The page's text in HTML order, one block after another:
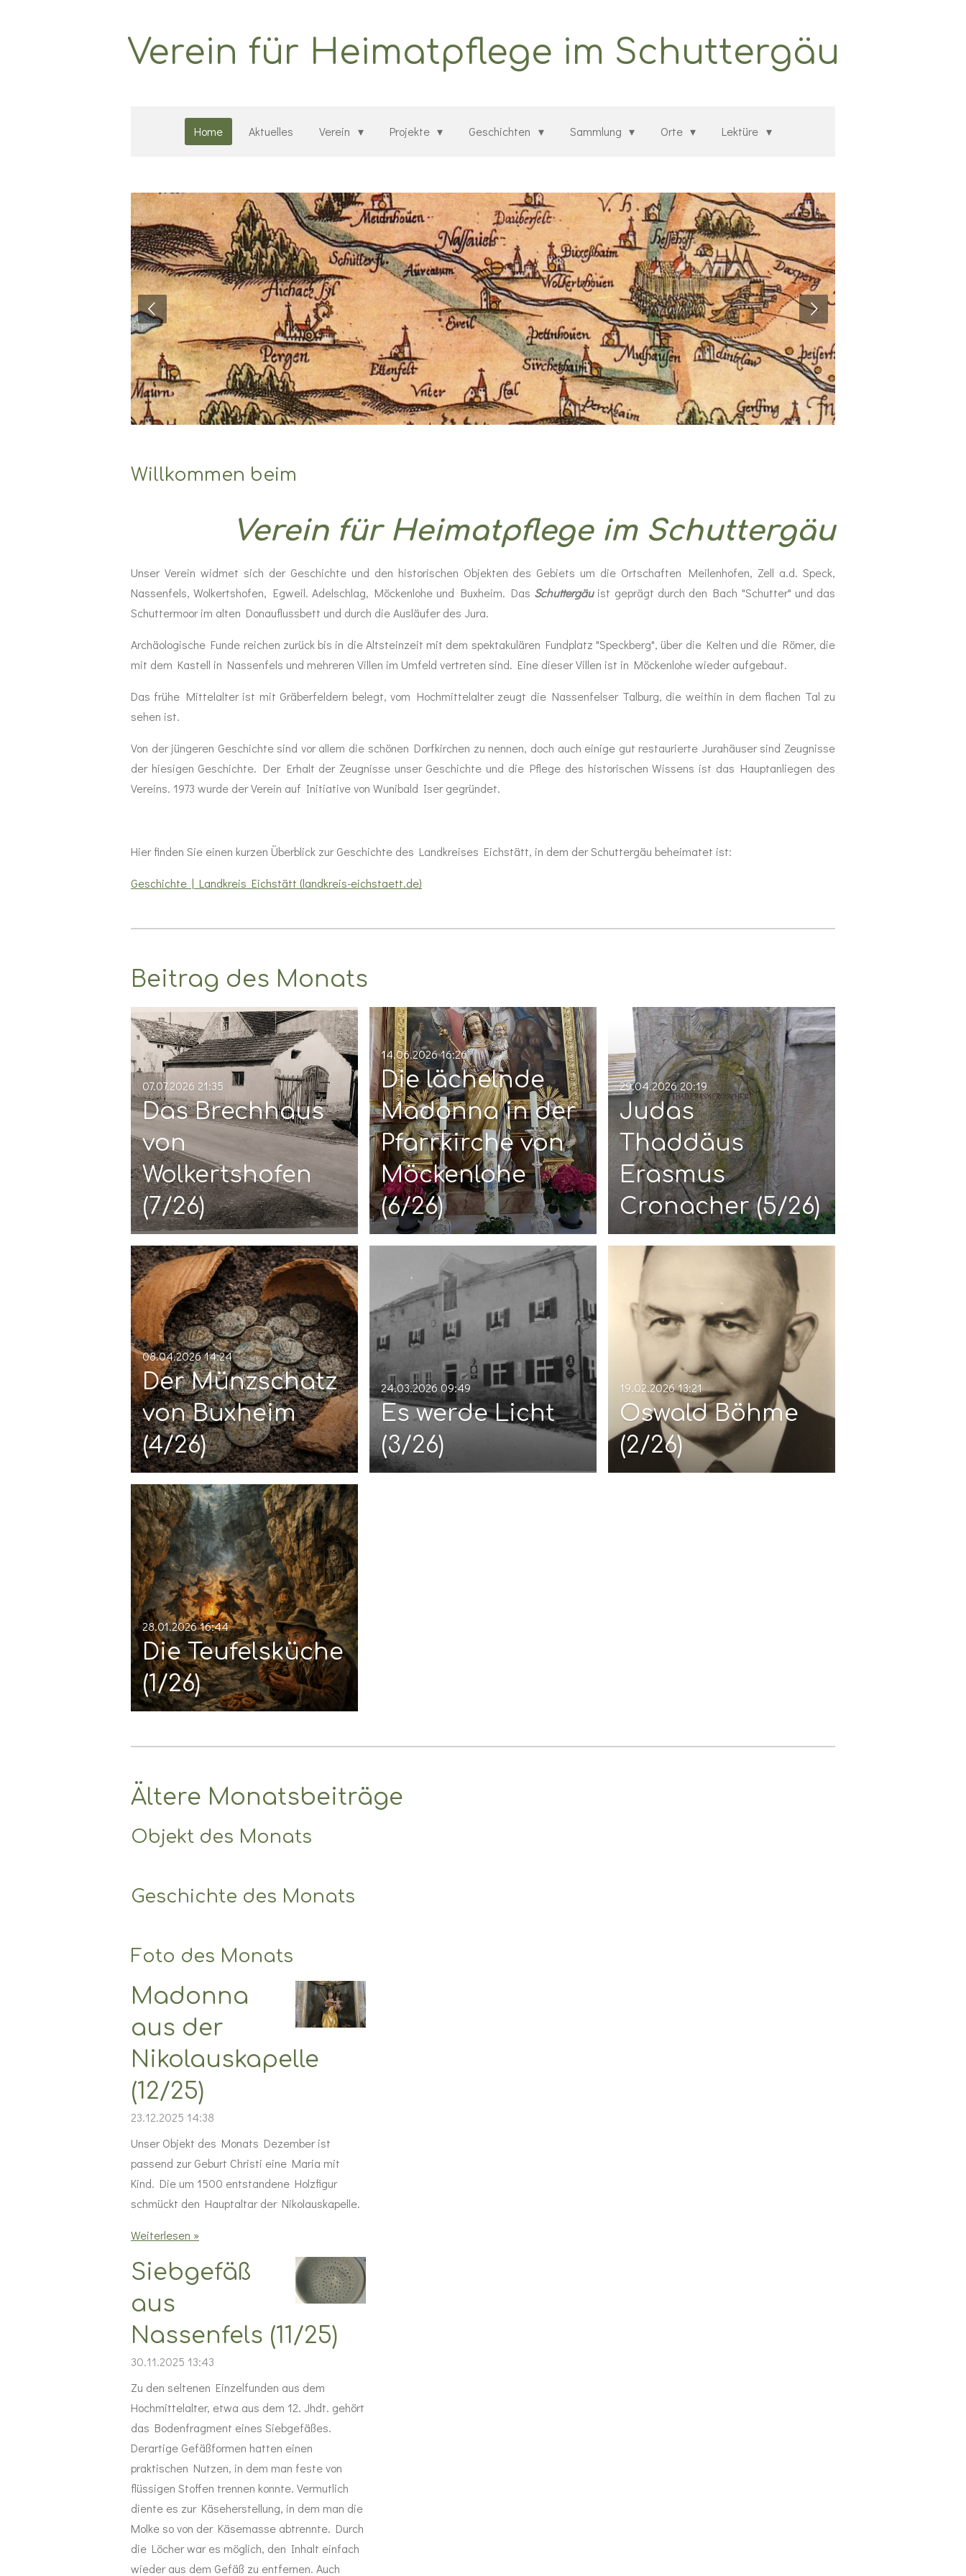
Verein für Heimatpflege im Schuttergäu
Home Aktuelles Verein Projekte Geschichten Sammlung Orte Lektüre
Willkommen beim
Verein für Heimatpflege im Schuttergäu
Unser Verein widmet sich der Geschichte und den historischen Objekten des Gebiets um die Ortschaften Meilenhofen, Zell a.d. Speck,
Nassenfels, Wolkertshofen, Egweil. Adelschlag, Möckenlohe und Buxheim. Das Schuttergäu ist geprägt durch den Bach "Schutter" und das
Schuttermoor im alten Donauflussbett und durch die Ausläufer des Jura.
Archäologische Funde reichen zurück bis in die Altsteinzeit mit dem spektakulären Fundplatz "Speckberg", über die Kelten und die Römer, die
mit dem Kastell in Nassenfels und mehreren Villen im Umfeld vertreten sind. Eine dieser Villen ist in Möckenlohe wieder aufgebaut.
Das frühe Mittelalter ist mit Gräberfeldern belegt, vom Hochmittelalter zeugt die Nassenfelser Talburg, die weithin in dem flachen Tal zu
sehen ist.
Von der jüngeren Geschichte sind vor allem die schönen Dorfkirchen zu nennen, doch auch einige gut restaurierte Jurahäuser sind Zeugnisse
der hiesigen Geschichte. Der Erhalt der Zeugnisse unser Geschichte und die Pflege des historischen Wissens ist das Hauptanliegen des
Vereins. 1973 wurde der Verein auf Initiative von Wunibald Iser gegründet.
Hier finden Sie einen kurzen Überblick zur Geschichte des Landkreises Eichstätt, in dem der Schuttergäu beheimatet ist:
Geschichte | Landkreis Eichstätt (landkreis-eichstaett.de)
Beitrag des Monats
Das Brechhaus
von
Wolkertshofen
(7/26)
07.07.2026 21:35
Die lächelnde
Madonna in der
Pfarrkirche von
Möckenlohe
(6/26)
14.06.202616:26
Judas
Thaddäus
Erasmus
Cronacher (5/26)
29.04.202620:19
Der Münzschatz
von Buxheim
(4/26)
08.04.202614:24
Es werde Licht
(3/26)
24.03.2026 09:49
Oswald Böhme
(2/26)
19.02.202613:21
Die Teufelsküche
(1/26)
28.01.202616:44
Ältere Monatsbeiträge
Objekt des Monats
Geschichte des Monats
Foto des Monats
Madonna
aus der
Nikolauskapelle
(12/25)
23.12.2025 14:38
Unser Objekt des Monats Dezember ist
passend zur Geburt Christi eine Maria mit
Kind. Die um 1500 entstandene Holzfigur
schmückt den Hauptaltar der Nikolauskapelle.
Weiterlesen »
Siebgefäß
aus
Nassenfels (11/25)
30.11.2025 13:43
Zu den seltenen Einzelfunden aus dem
Hochmittelalter, etwa aus dem 12. Jhdt. gehört
das Bodenfragment eines Siebgefäßes.
Derartige Gefäßformen hatten einen
praktischen Nutzen, in dem man feste von
flüssigen Stoffen trennen konnte. Vermutlich
diente es zur Käseherstellung, in dem man die
Molke so von der Käsemasse abtrennte. Durch
die Löcher war es möglich, den Inhalt einfach
wieder aus dem Gefäß zu entfernen. Auch